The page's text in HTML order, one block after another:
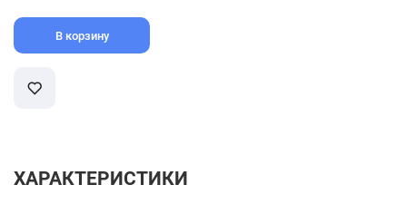
В корзину
ХАРАКТЕРИСТИКИ